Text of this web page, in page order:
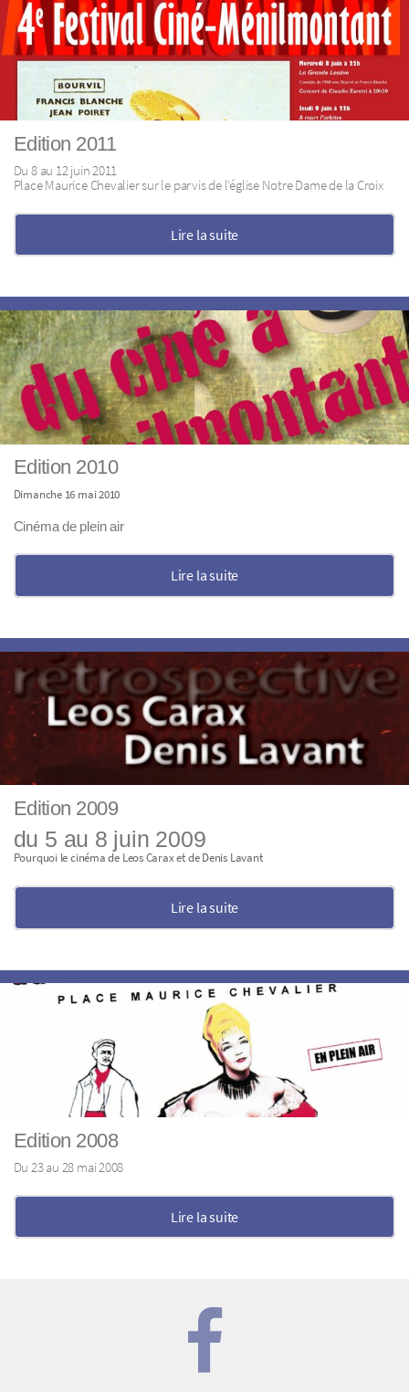
Edition 2011
Du 8 au 12 juin 2011
Place Maurice Chevalier sur le parvis de l’église Notre Dame de la Croix
Lire la suite
Edition 2010
Dimanche 16 mai 2010
Cinéma de plein air
Lire la suite
Edition 2009
du 5 au 8 juin 2009
Pourquoi le cinéma de Leos Carax et de Denis Lavant
Lire la suite
Edition 2008
Du 23 au 28 mai 2008
Lire la suite